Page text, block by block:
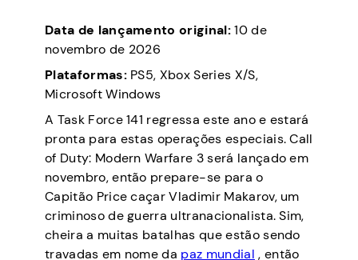
Data de lançamento original:10 de
novembro de 2026
Plataformas:PS5, Xbox Series X/S,
Microsoft Windows
A Task Force 141 regressa este ano e estará
pronta para estas operações especiais. Call
of Duty: Modern Warfare 3 será lançado em
novembro, então prepare-se para o
Capitão Price caçar Vladimir Makarov, um
criminoso de guerra ultranacionalista. Sim,
cheira a muitas batalhas que estão sendo
travadas em nome da paz mundial , então